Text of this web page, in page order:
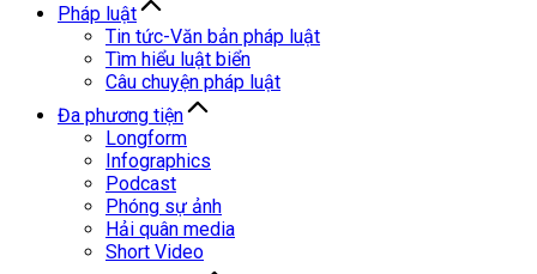
Pháp luật
Tin tức-Văn bản pháp luật
Tìm hiểu luật biển
Câu chuyện pháp luật
Đa phương tiện
Longform
Infographics
Podcast
Phóng sự ảnh
Hải quân media
Short Video